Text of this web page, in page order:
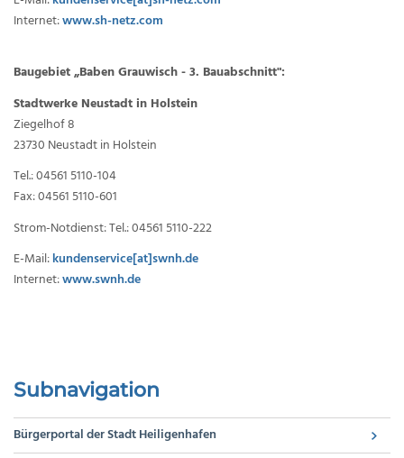
Internet:www.sh-netz.com
Baugebiet „Baben Grauwisch - 3. Bauabschnitt":
Stadtwerke Neustadt in Holstein
Ziegelhof 8
23730 Neustadt in Holstein
Tel.: 04561 5110-104
Fax: 04561 5110-601
Strom-Notdienst: Tel.: 04561 5110-222
E-Mail:kundenservice[at]swnh.de
Internet:www.swnh.de
Subnavigation
Bürgerportal der Stadt Heiligenhafen